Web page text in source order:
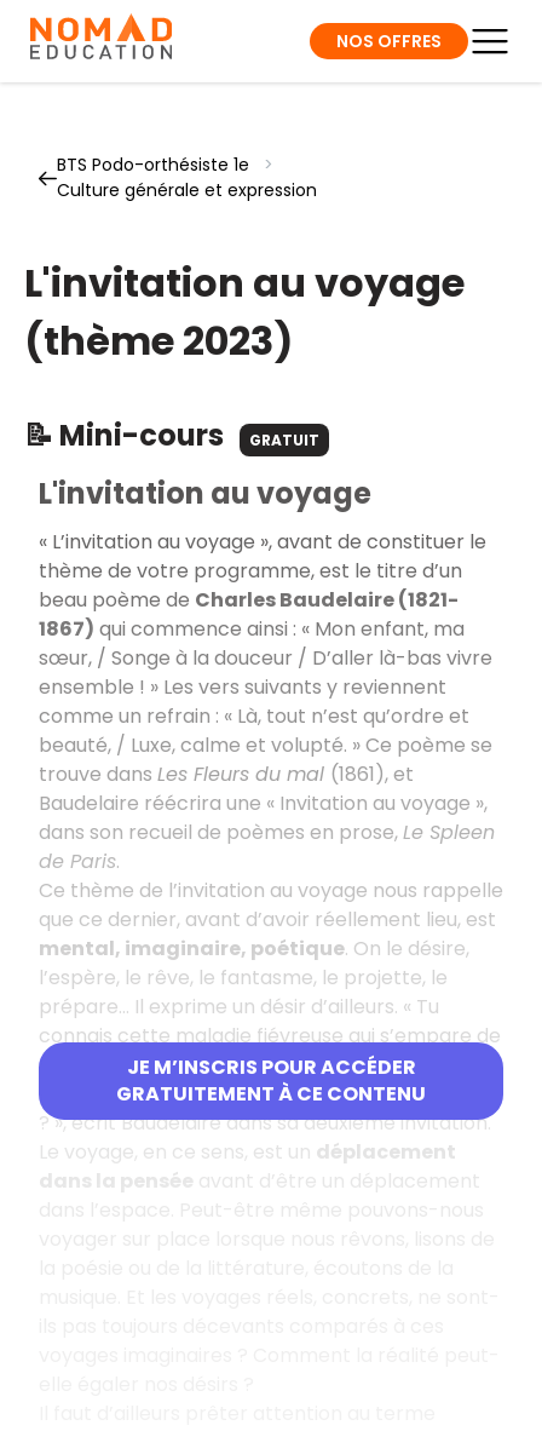
NOS OFFRES
BTS Podo-orthésiste 1e
>
Culture générale et expression
L'invitation au voyage
(thème 2023)
📝 Mini-cours GRATUIT
JE M’INSCRIS POUR ACCÉDER
GRATUITEMENT À CE CONTENU
L'invitation au voyage
« L’invitation au voyage », avant de constituer le
thème de votre programme, est le titre d’un
beau poème de Charles Baudelaire (1821-
1867) qui commence ainsi : « Mon enfant, ma
sœur, / Songe à la douceur / D’aller là-bas vivre
ensemble ! » Les vers suivants y reviennent
comme un refrain : « Là, tout n’est qu’ordre et
beauté, / Luxe, calme et volupté. » Ce poème se
trouve dans Les Fleurs du mal (1861), et
Baudelaire réécrira une « Invitation au voyage »,
dans son recueil de poèmes en prose,Le Spleen
de Paris.
Ce thème de l’invitation au voyage nous rappelle
que ce dernier, avant d’avoir réellement lieu, est
mental, imaginaire, poétique. On le désire,
l’espère, le rêve, le fantasme, le projette, le
prépare… Il exprime un désir d’ailleurs. « Tu
connais cette maladie fiévreuse qui s’empare de
nous dans les froides misères, cette nostalgie du
pays qu’on ignore, cette angoisse de la curiosité
? », écrit Baudelaire dans sa deuxième invitation.
Le voyage, en ce sens, est un déplacement
dans la pensée avant d’être un déplacement